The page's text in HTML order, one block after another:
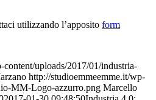
utilizzando l’apposito form
uploads/2017/01/industria-
http://studioemmeemme.it/wp-
MM-Logo-azzurro.png Marcello